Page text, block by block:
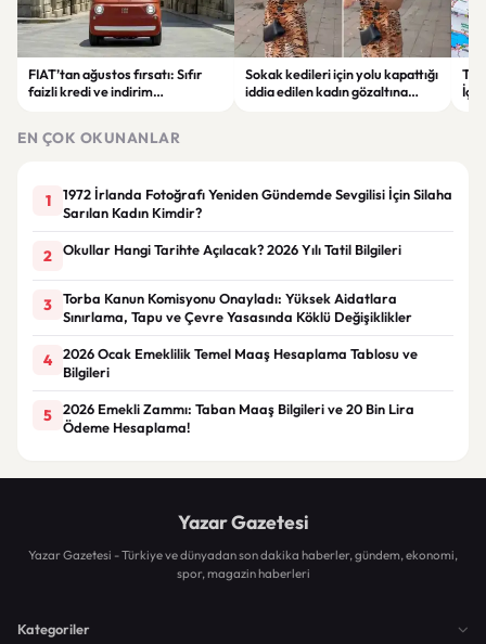
FIAT’tan ağustos fırsatı: Sıfır
faizli kredi ve indirim
Sokak kedileri için yolu kapattığı
iddia edilen kadın gözaltına
İçin
EN ÇOK OKUNANLAR
1
1972 İrlanda Fotoğrafı Yeniden Gündemde Sevgilisi İçin Silaha
Sarılan Kadın Kimdir?
2 Okullar Hangi Tarihte Açılacak? 2026 Yılı Tatil Bilgileri
3
Torba Kanun Komisyonu Onayladı: Yüksek Aidatlara
Sınırlama, Tapu ve Çevre Yasasında Köklü Değişiklikler
4
2026 Ocak Emeklilik Temel Maaş Hesaplama Tablosu ve
Bilgileri
5
2026 Emekli Zammı: Taban Maaş Bilgileri ve 20 Bin Lira
Ödeme Hesaplama!
Yazar Gazetesi
Yazar Gazetesi - Türkiye ve dünyadan son dakika haberler, gündem, ekonomi,
spor, magazin haberleri
Kategoriler